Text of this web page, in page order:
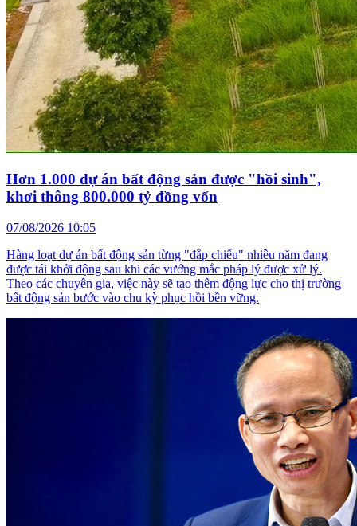
Hơn 1.000 dự án bất động sản được "hồi sinh",
khơi thông 800.000 tỷ đồng vốn
07/08/2026 10:05
Hàng loạt dự án bất động sản từng "đắp chiếu" nhiều năm đang
được tái khởi động sau khi các vướng mắc pháp lý được xử lý.
Theo các chuyên gia, việc này sẽ tạo thêm động lực cho thị trường
bất động sản bước vào chu kỳ phục hồi bền vững.